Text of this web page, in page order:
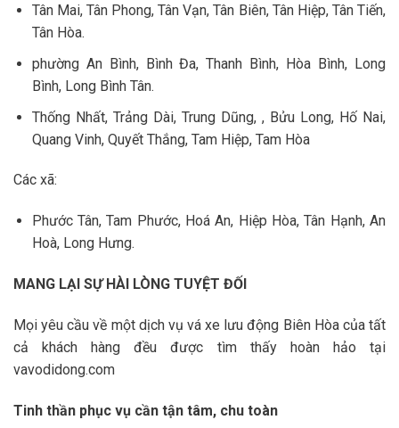
Tân Mai, Tân Phong, Tân Vạn, Tân Biên, Tân Hiệp, Tân Tiến,
Tân Hòa.
phường An Bình, Bình Đa, Thanh Bình, Hòa Bình, Long
Bình, Long Bình Tân.
Thống Nhất, Trảng Dài, Trung Dũng, , Bửu Long, Hố Nai,
Quang Vinh, Quyết Thắng, Tam Hiệp, Tam Hòa
Các xã:
Phước Tân, Tam Phước, Hoá An, Hiệp Hòa, Tân Hạnh, An
Hoà, Long Hưng.
MANG LẠI SỰ HÀI LÒNG TUYỆT ĐỐI
Mọi yêu cầu về một dịch vụ vá xe lưu động Biên Hòa của tất
cả khách hàng đều được tìm thấy hoàn hảo tại
vavodidong.com
Tinh thần phục vụ cần tận tâm, chu toàn